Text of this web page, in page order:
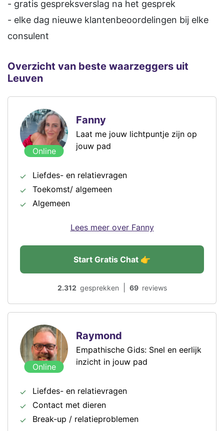
- gratis gespreksverslag na het gesprek
- elke dag nieuwe klantenbeoordelingen bij elke
consulent
Overzicht van beste waarzeggers uit
Leuven
Online
Fanny
Laat me jouw lichtpuntje zijn op
jouw pad
Liefdes- en relatievragen
Toekomst/ algemeen
Algemeen
69 reviews
2.312 gesprekken
Start Gratis Chat 👉
Lees meer over Fanny
Online
Raymond
Empathische Gids: Snel en eerlijk
inzicht in jouw pad
Liefdes- en relatievragen
Contact met dieren
Break-up / relatieproblemen